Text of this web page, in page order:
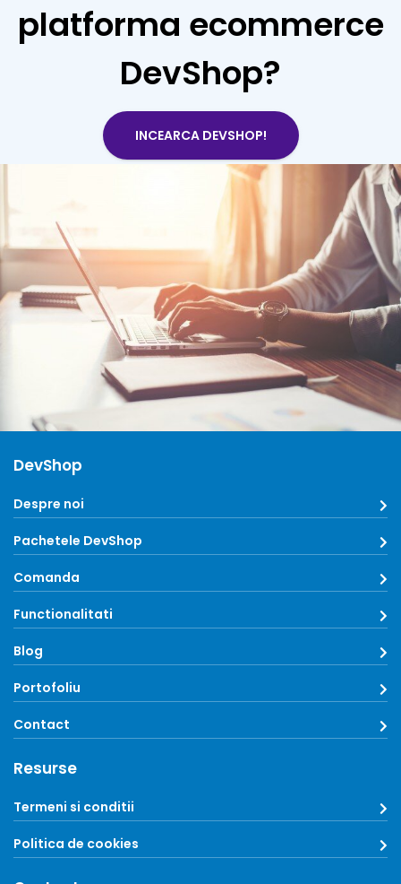
platforma ecommerce
DevShop?
INCEARCA DEVSHOP!
DevShop
Despre noi
Pachetele DevShop
Comanda
Functionalitati
Blog
Portofoliu
Contact
Resurse
Termeni si conditii
Politica de cookies